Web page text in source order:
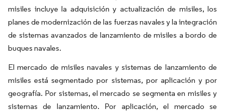
misiles incluye la adquisición y actualización de misiles, los
planes de modernización de las fuerzas navales y la integración
de sistemas avanzados de lanzamiento de misiles a bordo de
buques navales.
El mercado de misiles navales y sistemas de lanzamiento de
misiles está segmentado por sistemas, por aplicación y por
geografía. Por sistemas, el mercado se segmenta en misiles y
sistemas de lanzamiento. Por aplicación, el mercado se